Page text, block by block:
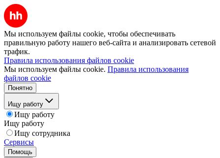
Мы используем файлы cookie, чтобы обеспечивать
правильную работу нашего веб-сайта и анализировать сетевой
трафик.
Правила использования файлов cookie
Мы используем файлы cookie. Правила использования
файлов cookie
Понятно
Ищу работу
Ищу работу
Ищу работу
Ищу сотрудника
Сервисы
Помощь